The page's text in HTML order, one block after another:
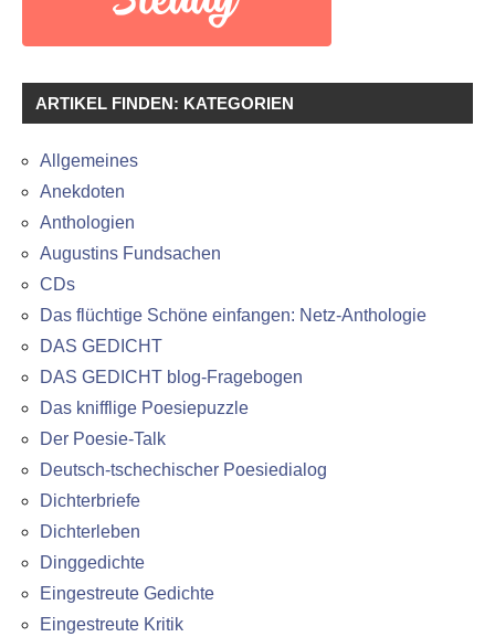
ARTIKEL FINDEN: KATEGORIEN
Allgemeines
Anekdoten
Anthologien
Augustins Fundsachen
CDs
Das flüchtige Schöne einfangen: Netz-Anthologie
DAS GEDICHT
DAS GEDICHT blog-Fragebogen
Das knifflige Poesiepuzzle
Der Poesie-Talk
Deutsch-tschechischer Poesiedialog
Dichterbriefe
Dichterleben
Dinggedichte
Eingestreute Gedichte
Eingestreute Kritik